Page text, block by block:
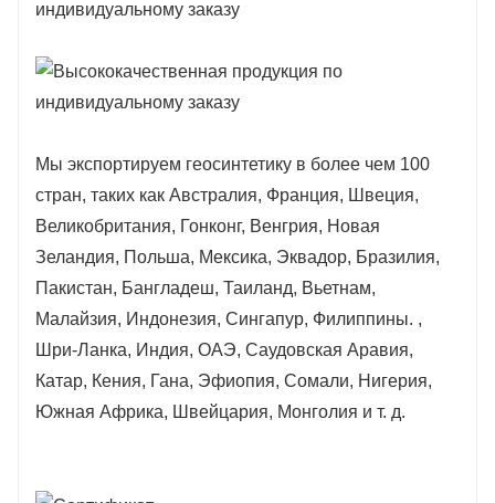
Мы экспортируем геосинтетику в более чем 100
стран, таких как Австралия, Франция, Швеция,
Великобритания, Гонконг, Венгрия, Новая
Зеландия, Польша, Мексика, Эквадор, Бразилия,
Пакистан, Бангладеш, Таиланд, Вьетнам,
Малайзия, Индонезия, Сингапур, Филиппины. ,
Шри-Ланка, Индия, ОАЭ, Саудовская Аравия,
Катар, Кения, Гана, Эфиопия, Сомали, Нигерия,
Южная Африка, Швейцария, Монголия и т. д.